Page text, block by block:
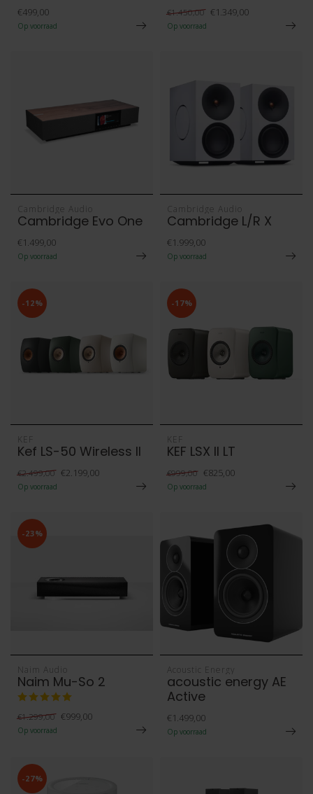
€499,00
Op voorraad
€1.450,00 €1.349,00
Op voorraad
Cambridge Audio
Cambridge Evo One
€1.499,00
Op voorraad
Cambridge Audio
Cambridge L/R X
€1.999,00
Op voorraad
-12%
KEF
Kef LS-50 Wireless II
€2.499,00 €2.199,00
Op voorraad
-17%
KEF
KEF LSX II LT
€999,00 €825,00
Op voorraad
-23%
Naim Audio
Naim Mu-So 2
€1.299,00 €999,00
Op voorraad
Acoustic Energy
acoustic energy AE
Active
€1.499,00
Op voorraad
-27%